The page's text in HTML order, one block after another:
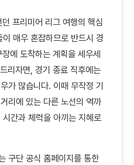
프리미어 리그 여행의 핵심
매우 혼잡하므로 반드시 경
에 도착하는 계획을 세우세
리자면, 경기 종료 직후에는
가 많습니다. 이때 무작정 기
리에 있는 다른 노선의 역까
간과 체력을 아끼는 지혜로
구단 공식 홈페이지를 통한